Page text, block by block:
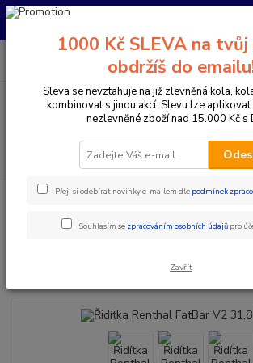
Pro nachystání kola / doplňků na prodejně si
CZK
PO-PÁ 10:00-17:00 | SO: 9:00-12:00
Komponenty na kolo Řídítka Průměr
1000 Kč SLEVA na tvůj
obdržíš do
Sleva se nevztahuje na již zlevněná kola,
kombinovat s jinou akcí. Slevu lze aplikovat
nezlevněné zboží nad 15.000 Kč s
Přeji si odebírat novinky e-mailem dle podmínek
Souhlasím se zpracováním osobních údajů pro
Zavřít